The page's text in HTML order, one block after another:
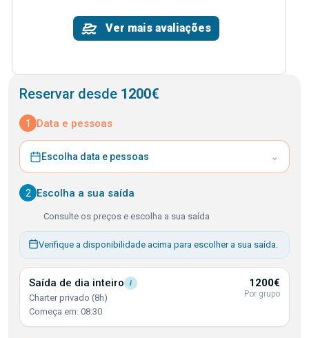
Ver mais avaliações
Reservar desde 1200€
1 Data e pessoas
Escolha data e pessoas ⌄
2 Escolha a sua saída
Consulte os preços e escolha a sua saída
Verifique a disponibilidade acima para escolher a sua saída.
Saída de dia inteiro i
Charter privado (8h)
Começa em: 08:30
1200€
Por grupo